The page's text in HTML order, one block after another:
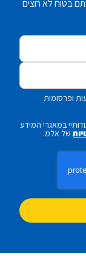
בטוח לא רוצים
ופרסומות
במאגרי המידע
של אלמ.